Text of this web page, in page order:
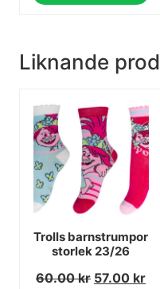
Liknande
Trolls barnstrumpor
storlek 23/26
60.00kr 57.00 kr